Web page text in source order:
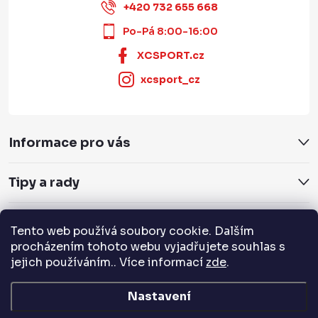
Tento web používá soubory cookie. Dalším
procházením tohoto webu vyjadřujete souhlas s
jejich používáním.. Více informací zde.
Nastavení
+420 732 655 668
Po-Pá 8:00-16:00
XCSPORT.cz
xcsport_cz
Informace pro vás
Tipy a rady
Servis a služby
Přijímáme online platby